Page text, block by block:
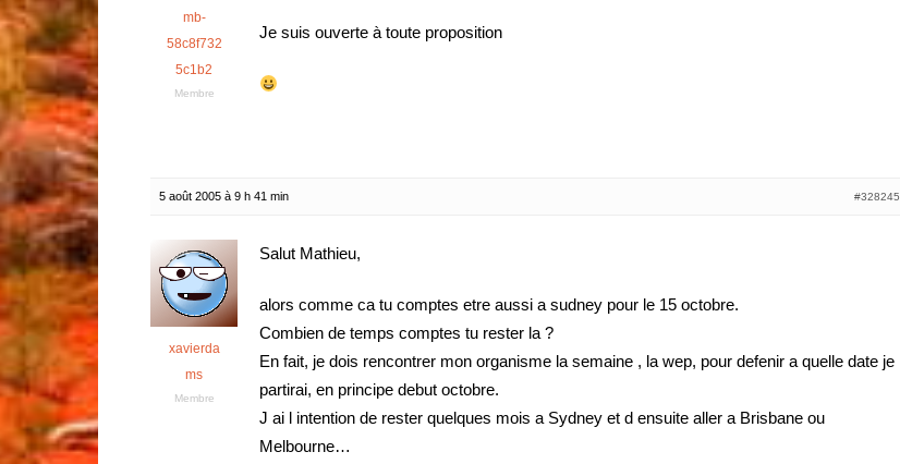
mb-
58c8f732
5c1b2
Membre
Je suis ouverte à toute proposition
5 août 2005 à 9 h 41 min #328245
xavierda
ms
Membre
Salut Mathieu,
alors comme ca tu comptes etre aussi a sudney pour le 15 octobre.
Combien de temps comptes tu rester la ?
En fait, je dois rencontrer mon organisme la semaine , la wep, pour defenir a quelle date je
partirai, en principe debut octobre.
J ai l intention de rester quelques mois a Sydney et d ensuite aller a Brisbane ou
Melbourne…